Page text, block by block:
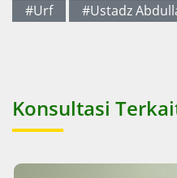
#Urf
#Ustadz
Konsultasi